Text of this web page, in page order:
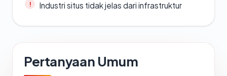
Industri situs tidak jelas dari infrastruktur
Pertanyaan Umum